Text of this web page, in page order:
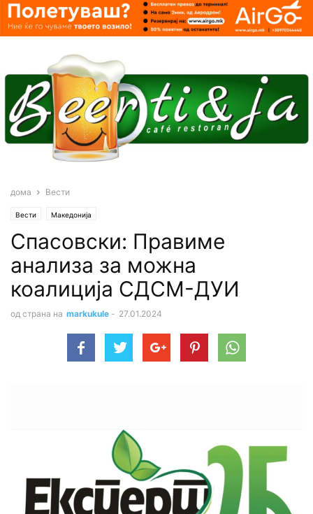
дома Вести
Вести Македонија
Спасовски: Правиме
анализа за можна
коалиција СДСМ-ДУИ
од страна на markukule - 27.01.2024